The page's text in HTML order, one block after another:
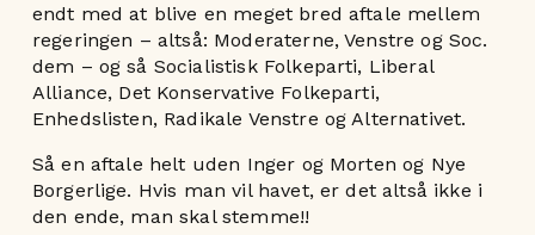
endt med at blive en meget bred aftale mellem
regeringen – altså: Moderaterne, Venstre og Soc.
dem – og så Socialistisk Folkeparti, Liberal
Alliance, Det Konservative Folkeparti,
Enhedslisten, Radikale Venstre og Alternativet.
Så en aftale helt uden Inger og Morten og Nye
Borgerlige. Hvis man vil havet, er det altså ikke i
den ende, man skal stemme!!